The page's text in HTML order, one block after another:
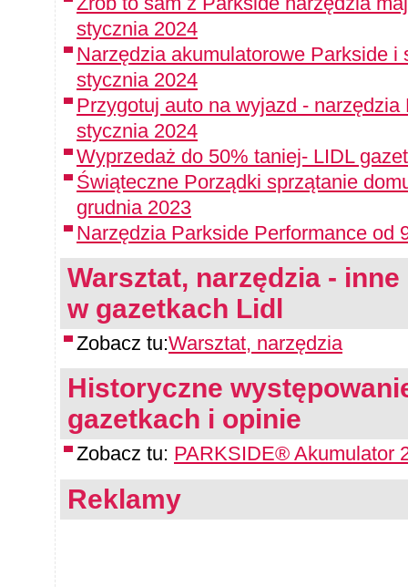
stycznia 2024
Narzędzia akumulatorowe Parkside i
stycznia 2024
Przygotuj auto na wyjazd -
stycznia 2024
Wyprzedaż do 50% taniej- LIDL
Świąteczne Porządki sprzątanie
grudnia 2023
Narzędzia Parkside Performance od
Warsztat, narzędzia -
w gazetkach Lidl
Zobacz tu:Warsztat, narzędzia
Historyczne
gazetkach i opinie
Zobacz tu: PARKSIDE® Akumulator
Reklamy